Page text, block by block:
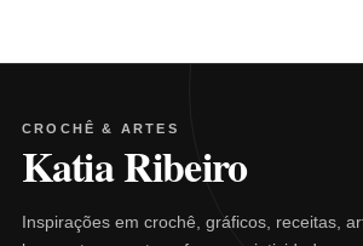
CROCHÊ & ARTES
Katia Ribeiro
Inspirações em crochê, gráficos, receitas,